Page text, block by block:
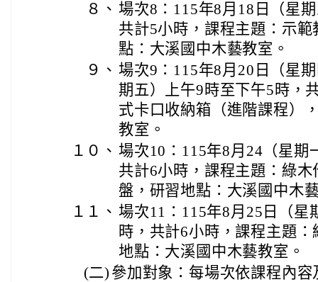
８、 場次8：115年8月18日（星
共計5小時，課程主題：示
點：大溪國中木藝教室。
９、 場次9：115年8月20日（星
期五）上午9時至下午5時，
式卡口收納箱（進階課程）
教室。
１０、 場次10：115年8月24（星期
共計6小時，課程主題：綠
盤，研習地點：大溪國中木
１１、 場次11：115年8月25日（星
時，共計6小時，課程主題
地點：大溪國中木藝教室。
(二) 參加對象：每場次依課程內